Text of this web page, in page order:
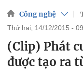
Công nghệ
thứ hai, 14/12/2015 -
(Clip) Phát
được tạo ra